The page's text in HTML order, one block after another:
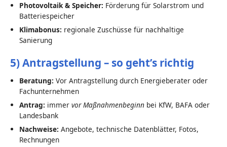
Photovoltaik & Speicher: Förderung für Solarstrom und
Batteriespeicher
Klimabonus: regionale Zuschüsse für nachhaltige
Sanierung
5) Antragstellung – so geht’s richtig
Beratung: Vor Antragstellung durch Energieberater oder
Fachunternehmen
Antrag: immer vor Maßnahmenbeginnbei KfW, BAFA oder
Landesbank
Nachweise: Angebote, technische Datenblätter, Fotos,
Rechnungen